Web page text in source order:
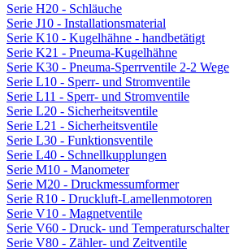
Serie H20 - Schläuche
Serie J10 - Installationsmaterial
Serie K10 - Kugelhähne - handbetätigt
Serie K21 - Pneuma-Kugelhähne
Serie K30 - Pneuma-Sperrventile 2-2 Wege
Serie L10 - Sperr- und Stromventile
Serie L11 - Sperr- und Stromventile
Serie L20 - Sicherheitsventile
Serie L21 - Sicherheitsventile
Serie L30 - Funktionsventile
Serie L40 - Schnellkupplungen
Serie M10 - Manometer
Serie M20 - Druckmessumformer
Serie R10 - Druckluft-Lamellenmotoren
Serie V10 - Magnetventile
Serie V60 - Druck- und Temperaturschalter
Serie V80 - Zähler- und Zeitventile